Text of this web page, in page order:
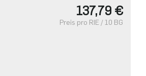
137,79 €
Preis pro RIE / 10 BG